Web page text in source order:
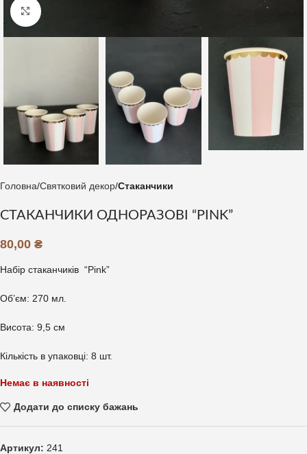
Клацніть, щоб збільшити
Головна Святковий декор Стаканчики
СТАКАНЧИКИ ОДНОРАЗОВІ “PINK”
80,00 ₴
Набір стаканчиків “Pink”
Об’єм: 270 мл.
Висота: 9,5 см
Кількість в упаковці: 8 шт.
Немає в наявності
Додати до списку бажань
Артикул: 241